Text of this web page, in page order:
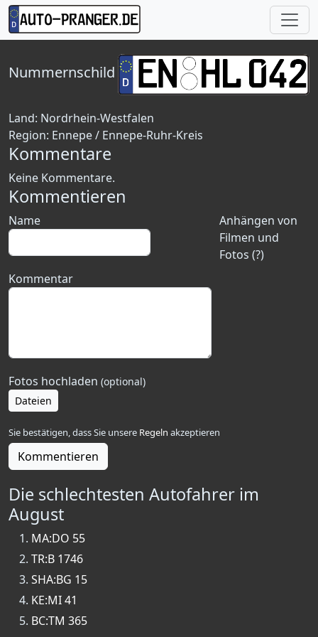
Nummernschild
Land: Nordrhein-Westfalen
Region: Ennepe / Ennepe-Ruhr-Kreis
Kommentare
Keine Kommentare.
Kommentieren
Anhängen von
Filmen und
Fotos (?)
Name
Kommentar
Fotos hochladen (optional)
Dateien
Sie bestätigen, dass Sie unsere Regeln akzeptieren
Kommentieren
Die schlechtesten Autofahrer im
August
MA:DO 55
TR:B 1746
SHA:BG 15
KE:MI 41
BC:TM 365